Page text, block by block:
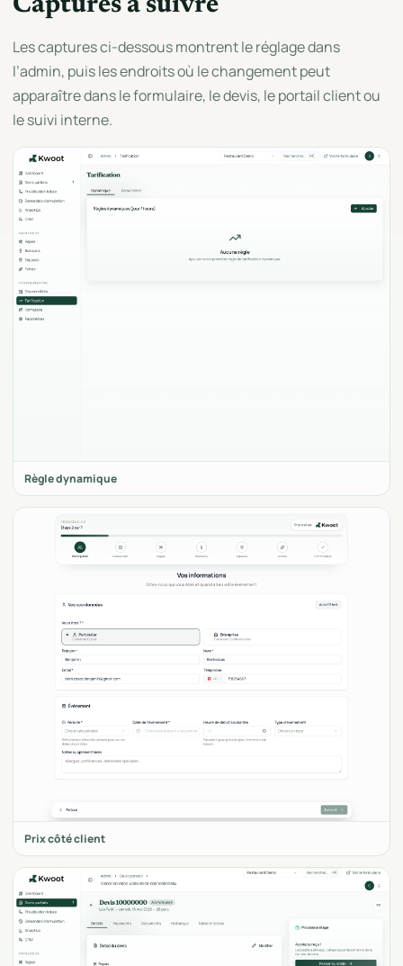
Captures à suivre
Les captures ci-dessous montrent le réglage dans
l’admin, puis les endroits où le changement peut
apparaître dans le formulaire, le devis, le portail client ou
le suivi interne.
Règle dynamique
Prix côté client